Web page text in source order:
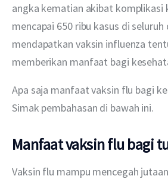
angka kematian akibat komplikasi
mencapai 650 ribu kasus di
mendapatkan vaksin influenza
memberikan manfaat bagi
Apa saja manfaat vaksin flu bagi
Simak pembahasan di bawah ini.
Manfaat vaksin flu bagi
Vaksin flu mampu mencegah